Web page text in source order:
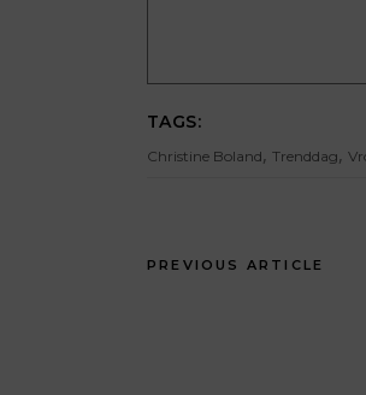
TAGS:
Christine Boland, Trenddag,
PREVIOUS ARTICLE